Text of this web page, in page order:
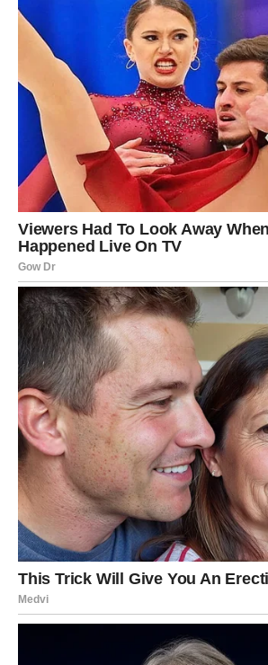
više godina bez ikakvih znakova kvarenja.
međutim, džem rijetko izdrži do sljedeće
brzo potroši. Unatoč tome, dogodio se
nenamjerno previdio nekoliko staklenki,
iznenađenje, nakon dvije godine zadržale
pripremljenog pekmeza.
Ključno je prepoznati da proces kuhanja
prskanjem, osobito na povišenim
neophodno poduzeti potrebne mjere
svoje ruke.